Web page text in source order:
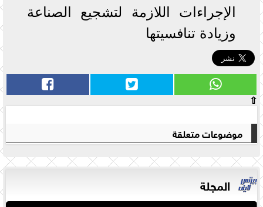
الإجراءات اللازمة لتشجيع الصناعة
وزيادة تنافسيتها
⇧
موضوعات متعلقة
المجلة